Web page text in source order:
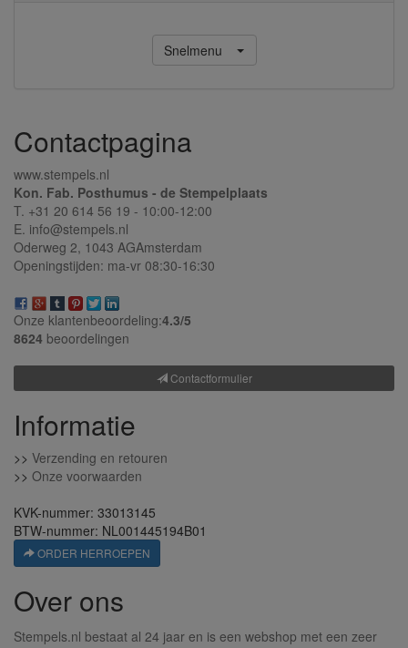
Snelmenu
Contactpagina
www.stempels.nl
Kon. Fab. Posthumus - de Stempelplaats
T. +31 20 614 56 19 - 10:00-12:00
E. info@stempels.nl
Oderweg 2, 1043 AGAmsterdam
Openingstijden: ma-vr 08:30-16:30
Onze klantenbeoordeling:4.3/5
8624 beoordelingen
Contactformulier
Informatie
>> Verzending en retouren
>> Onze voorwaarden
KVK-nummer: 33013145
BTW-nummer: NL001445194B01
ORDER HERROEPEN
Over ons
Stempels.nl bestaat al 24 jaar en is een webshop met een zeer